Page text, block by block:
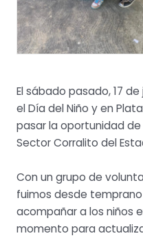
El sábado pasado, 17
el Día del Niño y en
pasar la oportunidad de
Sector Corralito del
Con un grupo de
fuimos desde
acompañar a los niños
momento para